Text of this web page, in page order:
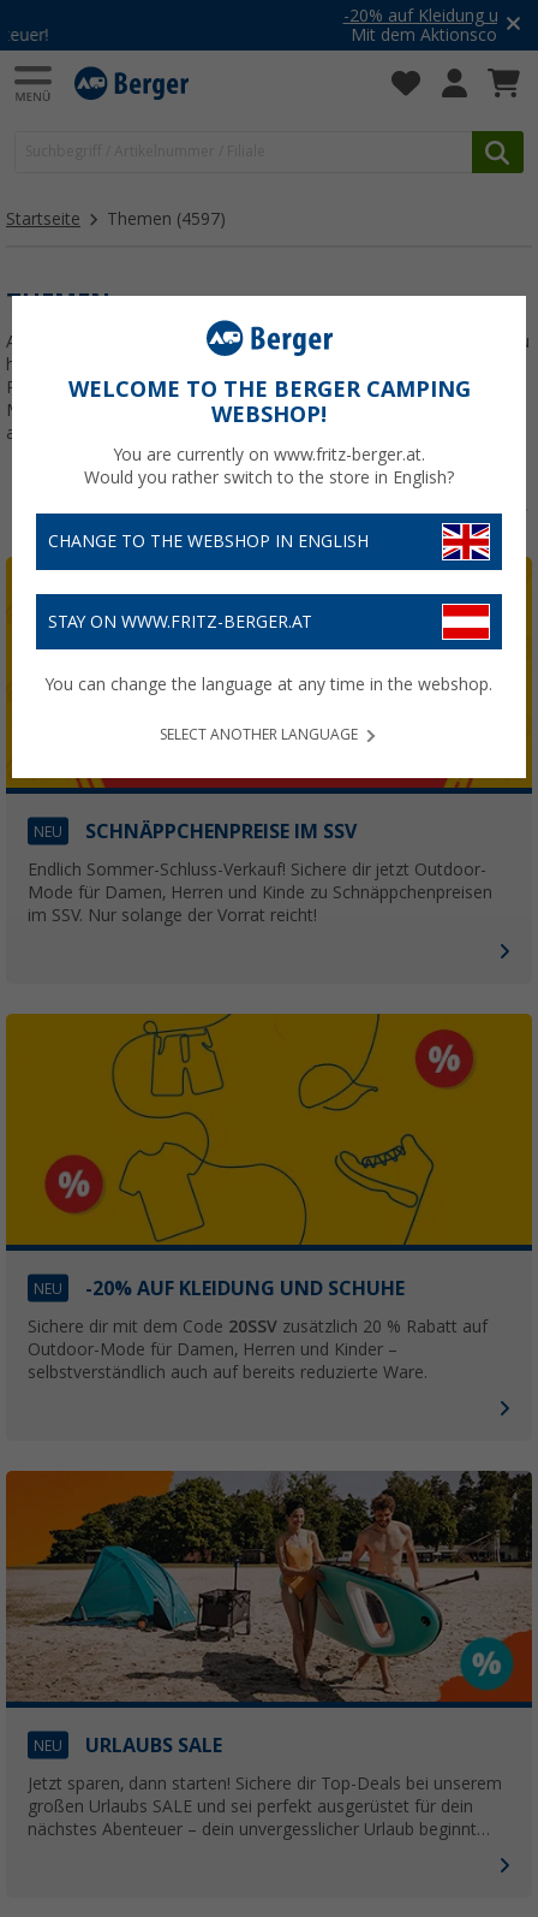
-20% auf Kleidung und Schuhe
20SSV
Startseite Themen (4597)
THEMEN
Alles, was dich rund um das Thema Camping interessiert, findest du
hier im Überblick. Wir stellen saisonale Angebote, spannende
Produkthighlights und tolle Aktionen vor. Denn wir haben eine
Mission: Alle Camper und Camperinnen mit dem besten Zubehör
auszustatten!
NEU SCHNÄPPCHENPREISE IM SSV
Endlich Sommer-Schluss-Verkauf! Sichere dir jetzt Outdoor-
Mode für Damen, Herren und Kinde zu Schnäppchenpreisen
im SSV. Nur solange der Vorrat reicht!
NEU -20% AUF KLEIDUNG UND SCHUHE
Sichere dir mit dem Code 20SSV zusätzlich 20 % Rabatt auf
Outdoor-Mode für Damen, Herren und Kinder –
selbstverständlich auch auf bereits reduzierte Ware.
NEU URLAUBS SALE
Jetzt sparen, dann starten! Sichere dir Top-Deals bei unserem
großen Urlaubs SALE und sei perfekt ausgerüstet für dein
nächstes Abenteuer – dein unvergesslicher Urlaub beginnt
WELCOME TO THE BERGER CAMPING
WEBSHOP!
You are currently on www.fritz-berger.at.
Would you rather switch to the store in English?
CHANGE TO THE WEBSHOP IN ENGLISH
STAY ON WWW.FRITZ-BERGER.AT
You can change the language at any time in the webshop.
SELECT ANOTHER LANGUAGE